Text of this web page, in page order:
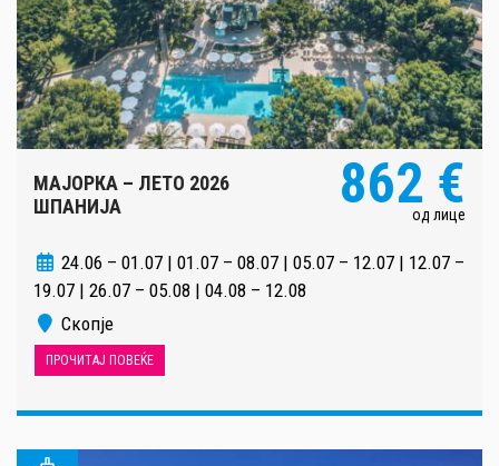
МАЈОРКА – ЛЕТО 2026
ШПАНИЈА
862 €
од лице
24.06 – 01.07 | 01.07 – 08.07 | 05.07 – 12.07 | 12.07 –
19.07 | 26.07 – 05.08 | 04.08 – 12.08
Скопје
ПРОЧИТАЈ ПОВЕЌЕ